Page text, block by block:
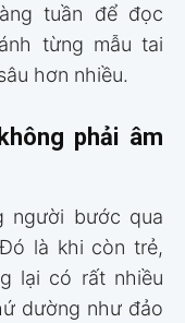
tuần để đọc
từng mẫu tai
hơn nhiều.
phải âm
người bước qua
là khi còn trẻ,
lại có rất nhiều
dường như đảo